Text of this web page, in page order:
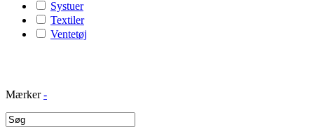
Systuer
Textiler
Ventetøj
Mærker -